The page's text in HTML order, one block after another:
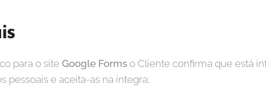
para o siteGoogle Formso Cliente confirma que está
pessoais e aceita-as na íntegra;